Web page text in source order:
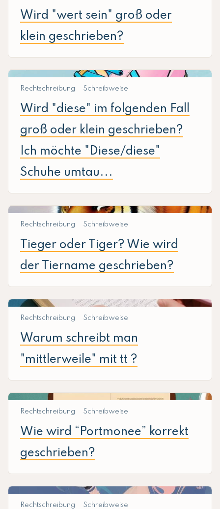
Wird "wert sein" groß oder
klein geschrieben?
Rechtschreibung Schreibweise
Wird "diese" im folgenden Fall
groß oder klein geschrieben?
Ich möchte "Diese/diese"
Schuhe umtau...
Rechtschreibung Schreibweise
Tieger oder Tiger? Wie wird
der Tiername geschrieben?
Rechtschreibung Schreibweise
Warum schreibt man
"mittlerweile" mit tt ?
Rechtschreibung Schreibweise
Wie wird “Portmonee” korrekt
geschrieben?
Rechtschreibung Schreibweise